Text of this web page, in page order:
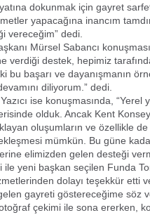
dokunmak için gayret
yapacağına inancım
vereceğim” dedi.
Mürsel Sabancı
verdiği destek, hepimiz
bu başarı ve dayanışmanın
diliyorum.” dedi.
ise konuşmasında,
olduk. Ancak Kent
oluşumların ve özellikle
mümkün. Bu güne
elimizden gelen desteği
yeni başkan seçilen Funda
dolayı teşekkür etti
gayreti göstereceğime söz
çekimi ile sona ererken,